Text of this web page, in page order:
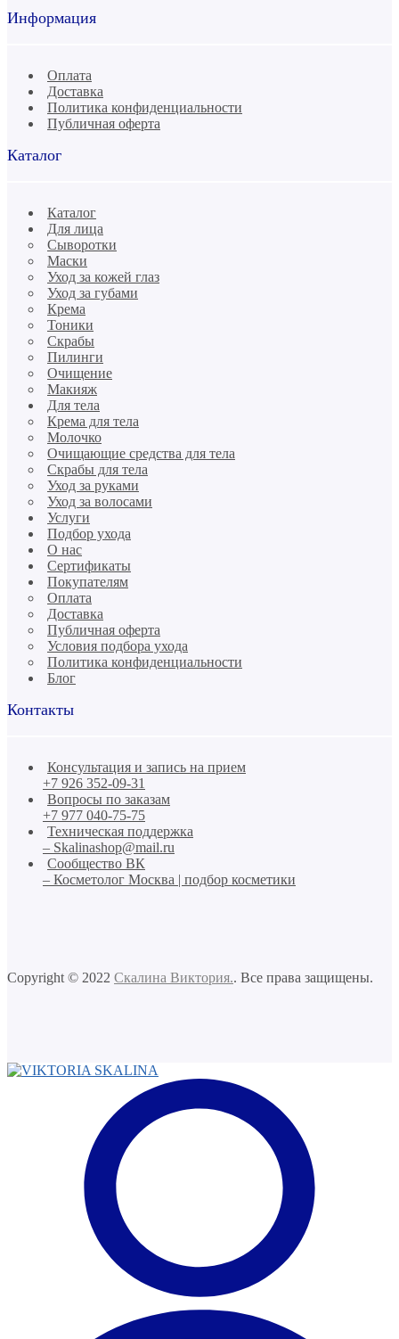
Информация
Оплата
Доставка
Политика конфиденциальности
Публичная оферта
Каталог
Каталог
Для лица
Сыворотки
Маски
Уход за кожей глаз
Уход за губами
Крема
Тоники
Скрабы
Пилинги
Очищение
Макияж
Для тела
Крема для тела
Молочко
Очищающие средства для тела
Скрабы для тела
Уход за руками
Уход за волосами
Услуги
Подбор ухода
О нас
Сертификаты
Покупателям
Оплата
Доставка
Публичная оферта
Условия подбора ухода
Политика конфиденциальности
Блог
Контакты
Консультация и запись на прием
+7 926 352-09-31
Вопросы по заказам
+7 977 040-75-75
Техническая поддержка
– Skalinashop@mail.ru
Сообщество ВК
– Косметолог Москва | подбор косметики
Copyright © 2022 Скалина Виктория.. Все права защищены.